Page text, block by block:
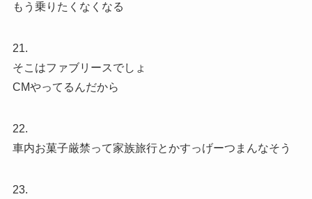
もう乗りたくなくなる
21.
そこはファブリースでしょ
CMやってるんだから
22.
車内お菓子厳禁って家族旅行とかすっげーつまんなそう
23.